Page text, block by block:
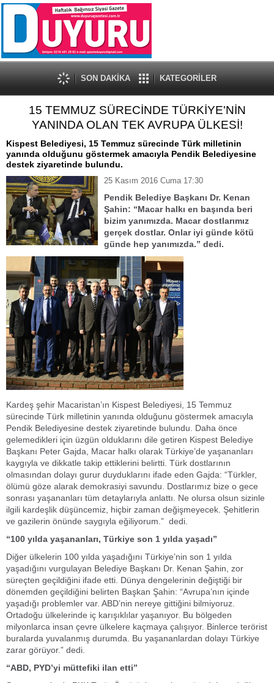
SON DAKİKA KATEGORİLER
15 TEMMUZ SÜRECİNDE TÜRKİYE'NİN
YANINDA OLAN TEK AVRUPA ÜLKESİ!
Kispest Belediyesi, 15 Temmuz sürecinde Türk milletinin
yanında olduğunu göstermek amacıyla Pendik Belediyesine
destek ziyaretinde bulundu.
25 Kasım 2016 Cuma 17:30
Pendik Belediye Başkanı Dr. Kenan
Şahin: “Macar halkı en başında beri
bizim yanımızda. Macar dostlarımız
gerçek dostlar. Onlar iyi günde kötü
günde hep yanımızda.” dedi.
Kardeş şehir Macaristan’ın Kispest Belediyesi, 15 Temmuz
sürecinde Türk milletinin yanında olduğunu göstermek amacıyla
Pendik Belediyesine destek ziyaretinde bulundu. Daha önce
gelemedikleri için üzgün olduklarını dile getiren Kispest Belediye
Başkanı Peter Gajda, Macar halkı olarak Türkiye’de yaşananları
kaygıyla ve dikkatle takip ettiklerini belirtti. Türk dostlarının
olmasından dolayı gurur duyduklarını ifade eden Gajda: “Türkler,
ölümü göze alarak demokrasiyi savundu. Dostlarımız bize o gece
sonrası yaşananları tüm detaylarıyla anlattı. Ne olursa olsun sizinle
ilgili kardeşlik düşüncemiz, hiçbir zaman değişmeyecek. Şehitlerin
ve gazilerin önünde saygıyla eğiliyorum.” dedi.
“100 yılda yaşananları, Türkiye son 1 yılda yaşadı”
Diğer ülkelerin 100 yılda yaşadığını Türkiye’nin son 1 yılda
yaşadığını vurgulayan Belediye Başkanı Dr. Kenan Şahin, zor
süreçten geçildiğini ifade etti. Dünya dengelerinin değiştiği bir
dönemden geçildiğini belirten Başkan Şahin: “Avrupa’nın içinde
yaşadığı problemler var. ABD’nin nereye gittiğini bilmiyoruz.
Ortadoğu ülkelerinde iç karışıklılar yaşanıyor. Bu bölgeden
milyonlarca insan çevre ülkelere kaçmaya çalışıyor. Binlerce terörist
buralarda yuvalanmış durumda. Bu yaşananlardan dolayı Türkiye
zarar görüyor.” dedi.
“ABD, PYD’yi müttefiki ilan etti”